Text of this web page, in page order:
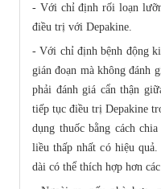
- Với chỉ định rối loạn
điều trị với Depakine.
- Với chỉ định bệnh động
gián đoạn mà không đánh
phải đánh giá cẩn thận
tiếp tục điều trị Depakine
dụng thuốc bằng cách
liều thấp nhất có hiệu
dài có thể thích hợp hơn các